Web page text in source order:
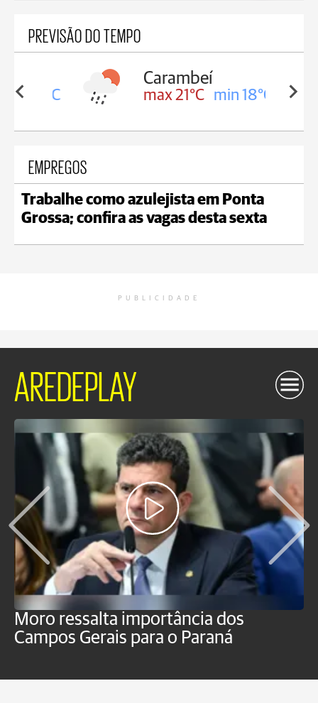
PREVISÃO DO TEMPO
18°C
Carambeí
max 21°C min 18°C
EMPREGOS
Trabalhe como azulejista em Ponta
Grossa; confira as vagas desta sexta
PUBLICIDADE
AREDEPLAY
Moro ressalta importância dos
Campos Gerais para o Paraná